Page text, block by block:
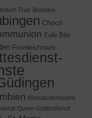
Trier Bolivien-
Chocó
Eule Bibi
Fronleichnam
Monatssterbeamt
Queer-Gottesdienst